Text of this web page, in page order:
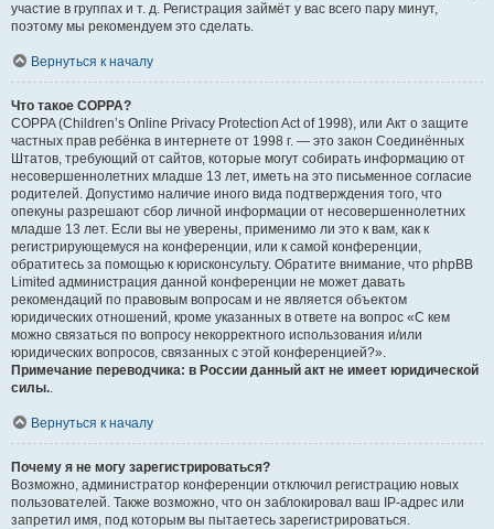
участие в группах и т. д. Регистрация займёт у вас всего пару минут,
поэтому мы рекомендуем это сделать.
Вернуться к началу
Что такое COPPA?
COPPA (Children’s Online Privacy Protection Act of 1998), или Акт о защите
частных прав ребёнка в интернете от 1998 г. — это закон Соединённых
Штатов, требующий от сайтов, которые могут собирать информацию от
несовершеннолетних младше 13 лет, иметь на это письменное согласие
родителей. Допустимо наличие иного вида подтверждения того, что
опекуны разрешают сбор личной информации от несовершеннолетних
младше 13 лет. Если вы не уверены, применимо ли это к вам, как к
регистрирующемуся на конференции, или к самой конференции,
обратитесь за помощью к юрисконсульту. Обратите внимание, что phpBB
Limited администрация данной конференции не может давать
рекомендаций по правовым вопросам и не является объектом
юридических отношений, кроме указанных в ответе на вопрос «С кем
можно связаться по вопросу некорректного использования и/или
юридических вопросов, связанных с этой конференцией?».
Примечание переводчика: в России данный акт не имеет юридической
силы..
Вернуться к началу
Почему я не могу зарегистрироваться?
Возможно, администратор конференции отключил регистрацию новых
пользователей. Также возможно, что он заблокировал ваш IP-адрес или
запретил имя, под которым вы пытаетесь зарегистрироваться.